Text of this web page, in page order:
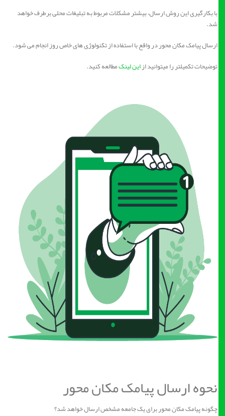
با بکارگیری این روش ارسال، بیشتر مشکلات مربوط به تبلیغات محلی برطرف خواهد
شد.
ارسال پیامک مکان محور در واقع با استفاده از تکنولوژی های خاص روز انجام می شود.
توضیحات تکمیلتر را میتوانید ازاین لینکمطالعه کنید.
نحوه ارسال پیامک مکان محور
چگونه پیامک مکان محور برای یک جامعه مشخص ارسال خواهد شد؟